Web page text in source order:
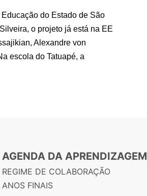
do Estado de São
o projeto já está na EE
Alexandre von
escola do Tatuapé, a
AGENDA DA APRENDIZAGEM
REGIME DE COLABORAÇÃO
ANOS FINAIS